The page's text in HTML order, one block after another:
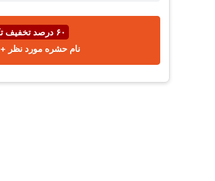
۶۰ درصد تخفیف تکرار نشدنی اسفند ⌛
نام حشره مورد نظر + ۶۰ درصد را با پیامک یا واتساپ به شماره